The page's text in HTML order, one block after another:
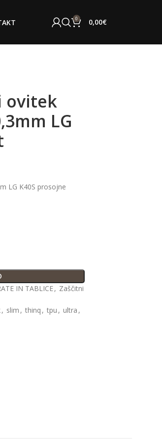
0 0,00€
ovitek
LG
LG K40S prosojne
IN TABLICE, Zaščitni
, slim , thinq , tpu , ultra ,